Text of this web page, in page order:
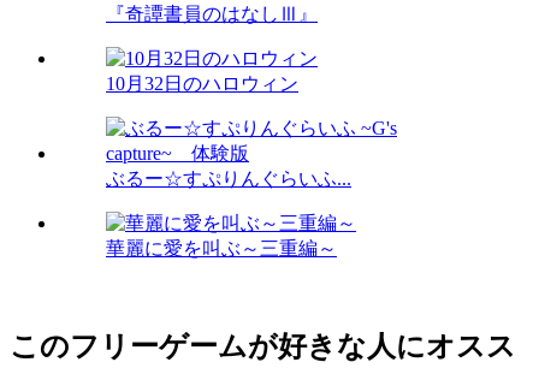
『奇譚書員のはなしⅢ』
10月32日のハロウィン
ぶるー☆すぷりんぐらいふ...
華麗に愛を叫ぶ～三重編～
このフリーゲームが好きな人にオスス